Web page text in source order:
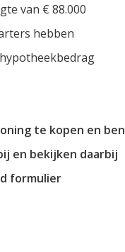
van € 88.000
hebben
te kopen en ben
en bekijken daarbij
formulier